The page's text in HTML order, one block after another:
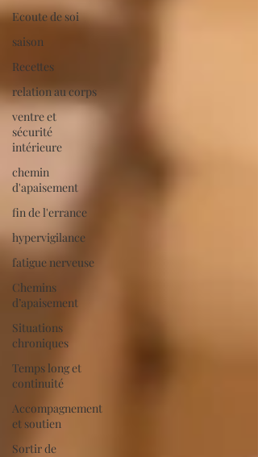
Ecoute de soi
saison
Recettes
relation au corps
ventre et
sécurité
intérieure
chemin
d'apaisement
fin de l'errance
hypervigilance
fatigue nerveuse
Chemins
d’apaisement
Situations
chroniques
Temps long et
continuité
Accompagnement
et soutien
Sortir de